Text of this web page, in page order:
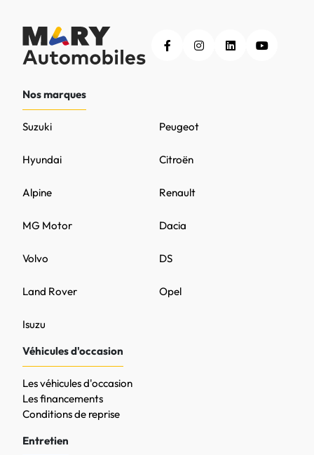
Nos marques
Peugeot
DS
MG Motor
Citroën
Opel
Volvo
Renault
Hyundai
Land Rover
Dacia
Alpine
Isuzu
Suzuki
Véhicules d'occasion
Les véhicules d'occasion
Les financements
Conditions de reprise
Entretien